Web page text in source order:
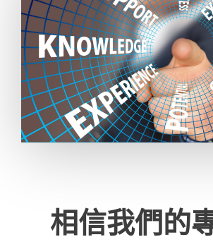
相信我們的